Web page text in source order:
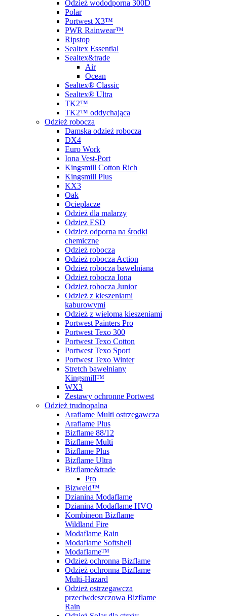
Odzież wododporna 300D
Polar
Portwest X3™
PWR Rainwear™
Ripstop
Sealtex Essential
Sealtex&trade
Air
Ocean
Sealtex® Classic
Sealtex® Ultra
TK2™
TK2™ oddychająca
Odzież robocza
Damska odzież robocza
DX4
Euro Work
Iona Vest-Port
Kingsmill Cotton Rich
Kingsmill Plus
KX3
Oak
Ocieplacze
Odzież dla malarzy
Odzież ESD
Odzież odporna na środki
chemiczne
Odzież robocza
Odzież robocza Action
Odzież robocza bawełniana
Odzież robocza Iona
Odzież robocza Junior
Odzież z kieszeniami
kaburowymi
Odzież z wieloma kieszeniami
Portwest Painters Pro
Portwest Texo 300
Portwest Texo Cotton
Portwest Texo Sport
Portwest Texo Winter
Stretch bawełniany
Kingsmill™
WX3
Zestawy ochronne Portwest
Odzież trudnopalna
Araflame Multi ostrzegawcza
Araflame Plus
Bizflame 88/12
Bizflame Multi
Bizflame Plus
Bizflame Ultra
Bizflame&trade
Pro
Bizweld™
Dzianina Modaflame
Dzianina Modaflame HVO
Kombineon Bizflame
Wildland Fire
Modaflame Rain
Modaflame Softshell
Modaflame™
Odzież ochronna Bizflame
Odzież ochronna Bizflame
Multi-Hazard
Odzież ostrzegawcza
przeciwdeszczowa Bizflame
Rain